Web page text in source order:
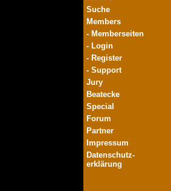
Suche
Members
- Memberseiten
- Login
- Register
- Support
Jury
Beatecke
Special
Forum
Partner
Impressum
Datenschutz-
erklärung